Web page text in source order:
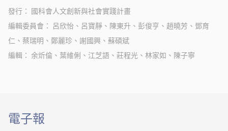
國、跨域的行動，發揮「共學、互助」的合作模式，
轉化為促進地方永續治理的關鍵動力。
發行
國科會人文創新與社會實踐計畫
編輯委員會
呂欣怡、呂寶靜、陳東升、彭俊亨、趙曉芳、鄧育
仁、蔡瑞明、鄭麗珍、謝國興、蘇碩斌
編輯
余炘倫、葉維俐、江芝語、莊程光、林家如、陳子寧
電子報